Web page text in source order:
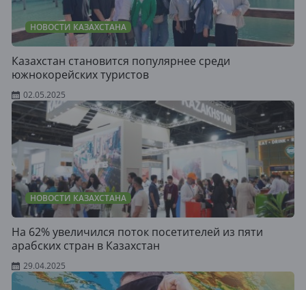
НОВОСТИ КАЗАХСТАНА
Казахстан становится популярнее среди
южнокорейских туристов
02.05.2025
НОВОСТИ КАЗАХСТАНА
На 62% увеличился поток посетителей из пяти
арабских стран в Казахстан
29.04.2025